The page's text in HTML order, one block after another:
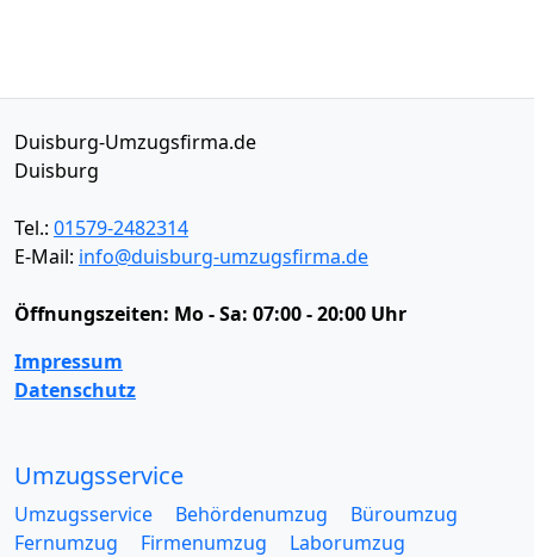
Duisburg-Umzugsfirma.de
Duisburg
Tel.: 01579-2482314
E-Mail: info@duisburg-umzugsfirma.de
Öffnungszeiten: Mo - Sa: 07:00 - 20:00 Uhr
Impressum
Datenschutz
Umzugsservice
Umzugsservice Behördenumzug
Büroumzug
Fernumzug
Firmenumzug
Laborumzug